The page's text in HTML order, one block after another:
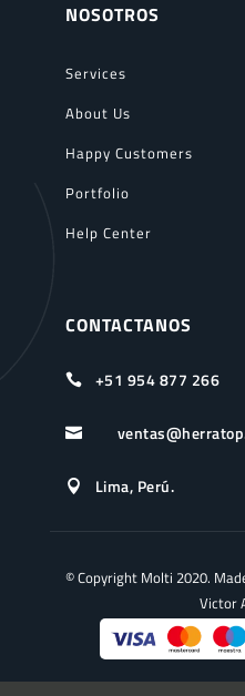
NOSOTROS
Services
About Us
Happy Customers
Portfolio
Help Center
CONTACTANOS
 +51 954 877 266

 Lima, Perú.
© Copyright Molti 2020.
Victor